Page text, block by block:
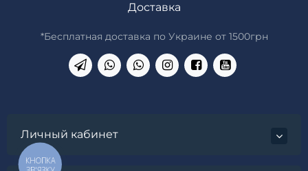
Доставка
*Бесплатная доставка по Украине от 1500грн
Личный кабинет
КНОПКА